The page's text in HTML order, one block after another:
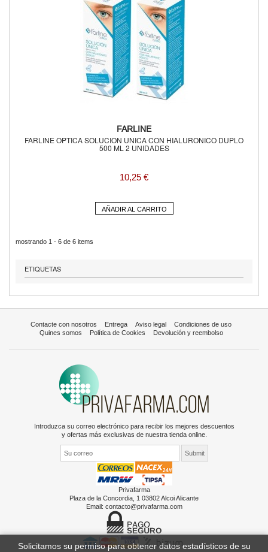
FARLINE
FARLINE OPTICA SOLUCION UNICA CON HIALURONICO DUPLO
500 ML 2 UNIDADES
10,25 €
AÑADIR AL CARRITO
mostrando 1 - 6 de 6 items
ETIQUETAS
Contacte con nosotros Entrega Aviso legal
Condiciones de uso
Quines somos
Política de Cookies Devolución y reembolso
Introduzca su correo electrónico para recibir los mejores descuentos
y ofertas más exclusivas de nuestra tienda online.
Privafarma
Plaza de la Concordia, 1 03802 Alcoi Alicante
Email: contacto@privafarma.com
Solicitamos su permiso para obtener datos estadísticos de su